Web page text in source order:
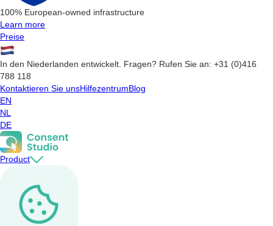
100% European-owned infrastructure
Learn more
Preise
In den Niederlanden entwickelt. Fragen? Rufen Sie an: +31 (0)416
788 118
Kontaktieren Sie unsHilfezentrumBlog
EN
NL
DE
Product